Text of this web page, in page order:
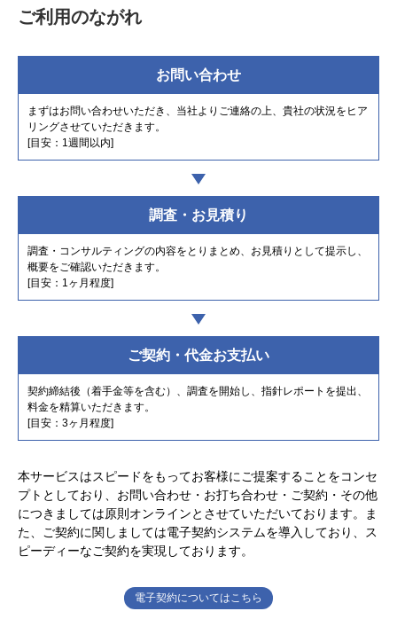
ご利用のながれ
お問い合わせ
まずはお問い合わせいただき、当社よりご連絡の上、貴社の状況をヒア
リングさせていただきます。
[目安：1週間以内]
調査・お見積り
調査・コンサルティングの内容をとりまとめ、お見積りとして提示し、
概要をご確認いただきます。
[目安：1ヶ月程度]
ご契約・代金お支払い
契約締結後（着手金等を含む）、調査を開始し、指針レポートを提出、
料金を精算いただきます。
[目安：3ヶ月程度]
本サービスはスピードをもってお客様にご提案することをコンセ
プトとしており、お問い合わせ・お打ち合わせ・ご契約・その他
につきましては原則オンラインとさせていただいております。ま
た、ご契約に関しましては電子契約システムを導入しており、ス
ピーディーなご契約を実現しております。
電子契約についてはこちら